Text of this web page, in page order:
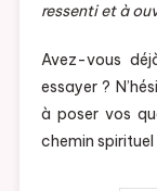
ressenti et à
Avez-vous
essayer ?
à poser vos
chemin